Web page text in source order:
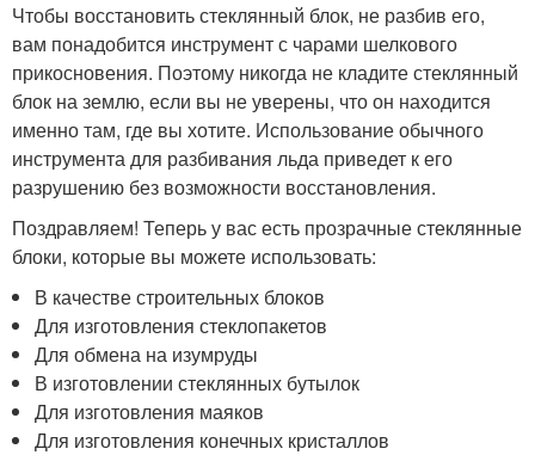
Чтобы восстановить стеклянный блок, не разбив его,
вам понадобится инструмент с чарами шелкового
прикосновения. Поэтому никогда не кладите стеклянный
блок на землю, если вы не уверены, что он находится
именно там, где вы хотите. Использование обычного
инструмента для разбивания льда приведет к его
разрушению без возможности восстановления.
Поздравляем! Теперь у вас есть прозрачные стеклянные
блоки, которые вы можете использовать:
В качестве строительных блоков
Для изготовления стеклопакетов
Для обмена на изумруды
В изготовлении стеклянных бутылок
Для изготовления маяков
Для изготовления конечных кристаллов